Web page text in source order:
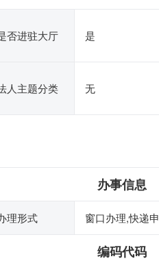
否进驻大厅 是
人主题分类 无
办事信息
理形式 窗口办理,快递
编码代码